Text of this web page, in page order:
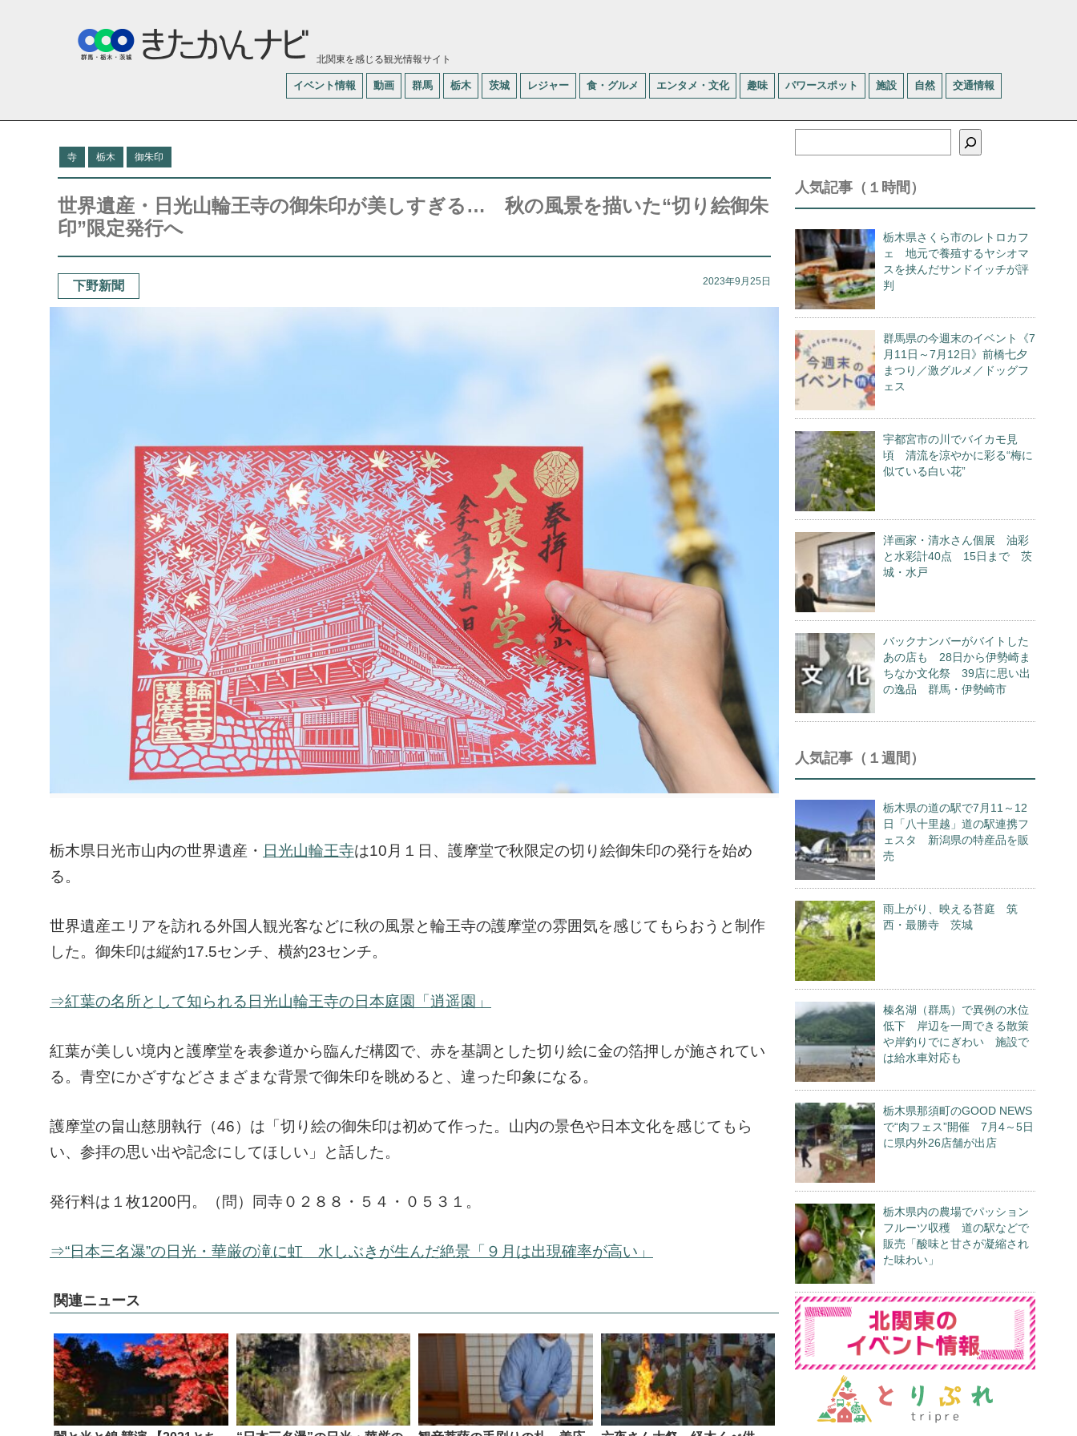
北関東を感じる観光情報サイト
イベント情報 動画 群馬 栃木 茨城 レジャー 食・グルメ エンタメ・文化 趣味 パワースポット 施設 自然 交通情報
寺 栃木 御朱印
世界遺産・日光山輪王寺の御朱印が美しすぎる… 秋の風景を描いた“切り絵御朱
印”限定発行へ
下野新聞 2023年9月25日
栃木県日光市山内の世界遺産・ 日光山輪王寺は10月１日、護摩堂で秋限定の切り絵御朱印の発行を始め
る。
世界遺産エリアを訪れる外国人観光客などに秋の風景と輪王寺の護摩堂の雰囲気を感じてもらおうと制作
した。御朱印は縦約17.5センチ、横約23センチ。
⇒紅葉の名所として知られる日光山輪王寺の日本庭園「逍遥園」
紅葉が美しい境内と護摩堂を表参道から臨んだ構図で、赤を基調とした切り絵に金の箔押しが施されてい
る。青空にかざすなどさまざまな背景で御朱印を眺めると、違った印象になる。
護摩堂の畠山慈朋執行（46）は「切り絵の御朱印は初めて作った。山内の景色や日本文化を感じてもら
い、参拝の思い出や記念にしてほしい」と話した。
発行料は１枚1200円。（問）同寺０２８８・５４・０５３１。
⇒“日本三名瀑”の日光・華厳の滝に虹 水しぶきが生んだ絶景「９月は出現確率が高い」
関連ニュース
索
人気記事（１時間）
栃木県さくら市のレトロカフ
ェ 地元で養殖するヤシオマ
スを挟んだサンドイッチが評
判
群馬県の今週末のイベント《7
月11日～7月12日》前橋七夕
まつり／激グルメ／ドッグフ
ェス
宇都宮市の川でバイカモ見
頃 清流を涼やかに彩る“梅に
似ている白い花”
洋画家・清水さん個展 油彩
と水彩計40点 15日まで 茨
城・水戸
バックナンバーがバイトした
あの店も 28日から伊勢崎ま
ちなか文化祭 39店に思い出
の逸品 群馬・伊勢崎市
人気記事（１週間）
栃木県の道の駅で7月11～12
日「八十里越」道の駅連携フ
ェスタ 新潟県の特産品を販
売
雨上がり、映える苔庭 筑
西・最勝寺 茨城
榛名湖（群馬）で異例の水位
低下 岸辺を一周できる散策
や岸釣りでにぎわい 施設で
は給水車対応も
栃木県那須町のGOOD NEWS
で“肉フェス”開催 7月4～5日
に県内外26店舗が出店
栃木県内の農場でパッション
フルーツ収穫 道の駅などで
販売「酸味と甘さが凝縮され
た味わい」